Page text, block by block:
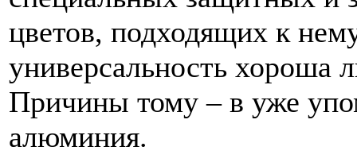
цветов, подходящих к
универсальность
Причины тому – в уже
алюминия.